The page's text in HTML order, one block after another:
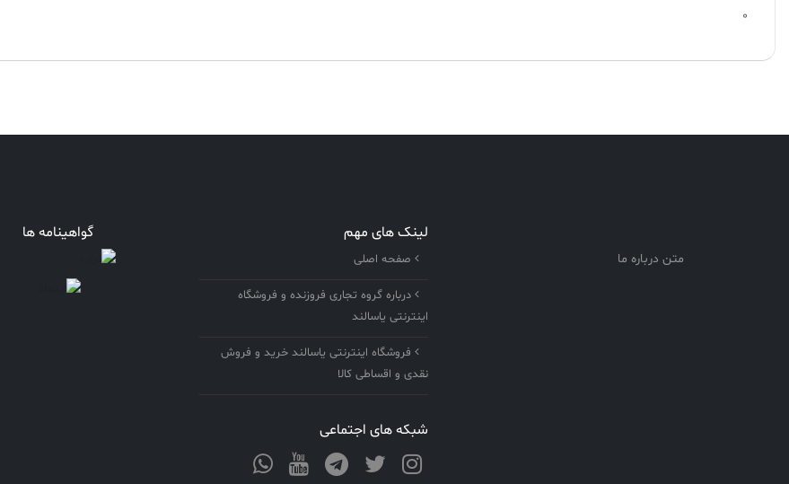
0
متن درباره ما
لینک های مهم
صفحه اصلی
درباره گروه تجاری فروزنده و فروشگاه
اینترنتی یاسالند
فروشگاه اینترنتی یاسالند خرید و فروش
نقدی و اقساطی کالا
شبکه های اجتماعی
گواهینامه ها